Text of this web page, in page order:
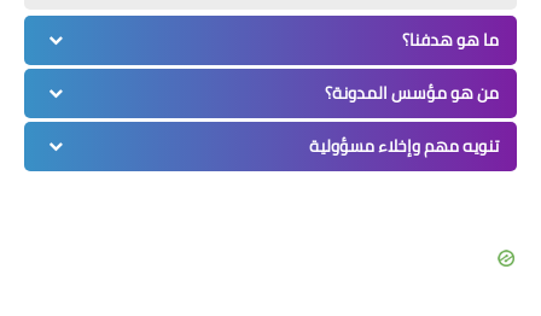
ما هو هدفنا؟
من هو مؤسس المدونة؟
تنويه مهم وإخلاء مسؤولية